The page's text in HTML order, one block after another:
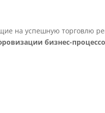
на успешную торговлю
бизнес-